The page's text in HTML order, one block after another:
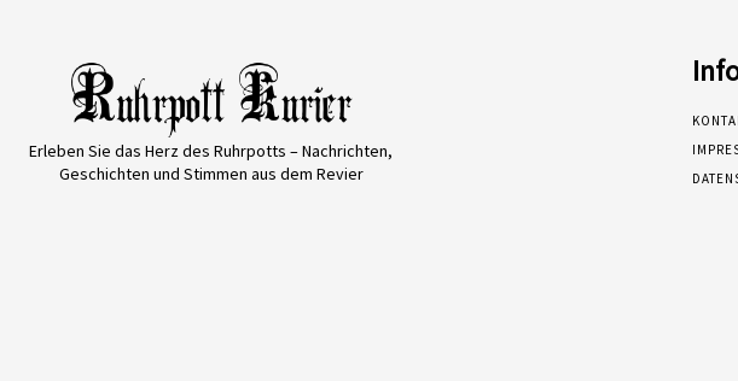
Erleben Sie das Herz des Ruhrpotts – Nachrichten,
Geschichten und Stimmen aus dem Revier